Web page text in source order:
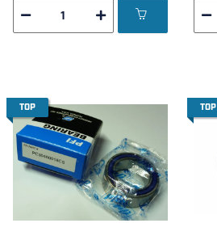
TOP TOP